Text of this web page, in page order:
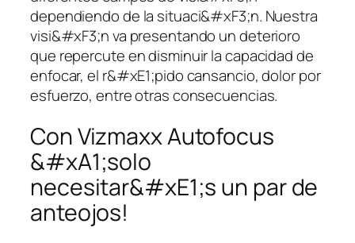
dependiendo de la situaci&#xF3;n. Nuestra
visi&#xF3;n va presentando un deterioro
que repercute en disminuir la capacidad de
enfocar, el r&#xE1;pido cansancio, dolor por
esfuerzo, entre otras consecuencias.
Con Vizmaxx Autofocus
&#xA1;solo
necesitar&#xE1;s un par de
anteojos!